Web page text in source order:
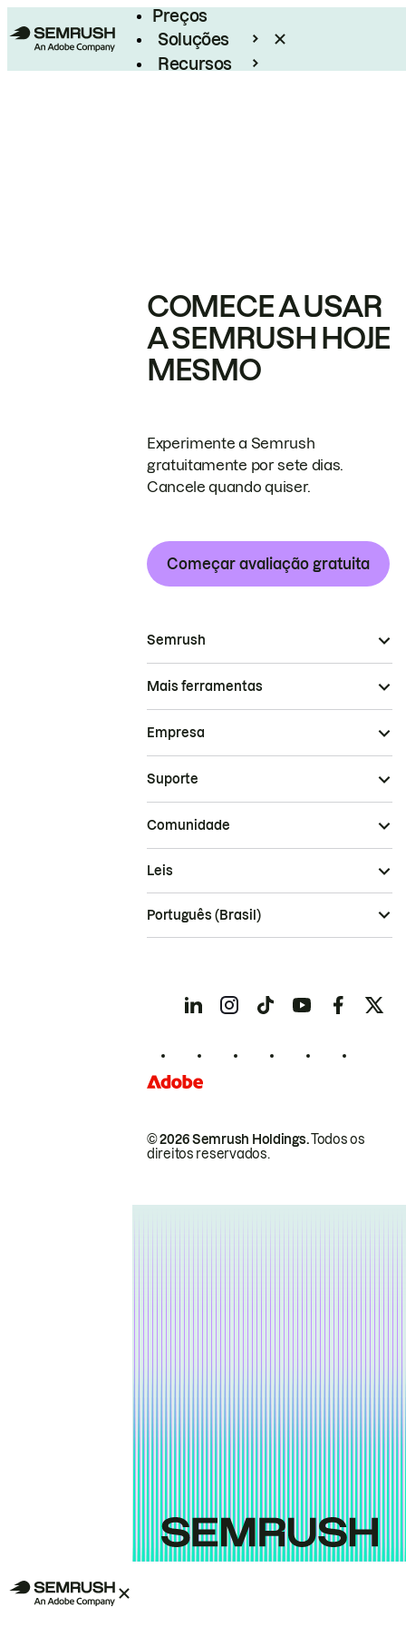
Preços
Soluções
Recursos
COMECE A USAR
A SEMRUSH HOJE
MESMO
Experimente a Semrush
gratuitamente por sete dias.
Cancele quando quiser.
Começar avaliação gratuita
Semrush
Mais ferramentas
Empresa
Suporte
Comunidade
© 2026 Semrush Holdings.Todos os
direitos reservados.
Leis
Português (Brasil)